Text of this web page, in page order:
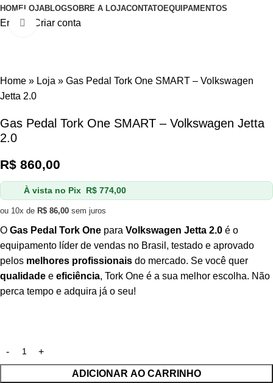
HOMELOJABLOGSOBRE A LOJACONTATOEQUIPAMENTOS
Entrar / Criar conta
Click to enlarge
Home » Loja » Gas Pedal Tork One SMART – Volkswagen
Jetta 2.0
Gas Pedal Tork One SMART – Volkswagen Jetta
2.0
R$ 860,00
À vista no Pix R$774,00
ou 10x de R$ 86,00 sem juros
O Gas Pedal Tork One para Volkswagen Jetta 2.0 é o
equipamento líder de vendas no Brasil, testado e aprovado
pelos melhores profissionais do mercado. Se você quer
qualidade e eficiência, Tork One é a sua melhor escolha. Não
perca tempo e adquira já o seu!
ADICIONAR AO CARRINHO